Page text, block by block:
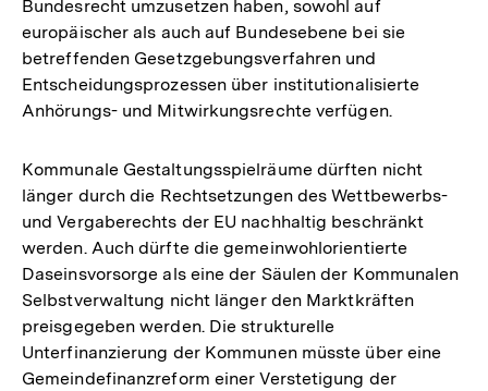
Bundesrecht umzusetzen haben, sowohl auf
europäischer als auch auf Bundesebene bei sie
betreffenden Gesetzgebungsverfahren und
Entscheidungsprozessen über institutionalisierte
Anhörungs- und Mitwirkungsrechte verfügen.
Kommunale Gestaltungsspielräume dürften nicht
länger durch die Rechtsetzungen des Wettbewerbs-
und Vergaberechts der EU nachhaltig beschränkt
werden. Auch dürfte die gemeinwohlorientierte
Daseinsvorsorge als eine der Säulen der Kommunalen
Selbstverwaltung nicht länger den Marktkräften
preisgegeben werden. Die strukturelle
Unterfinanzierung der Kommunen müsste über eine
Gemeindefinanzreform einer Verstetigung der